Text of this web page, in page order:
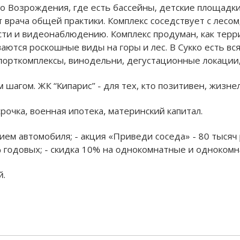
Возрождения, где есть бассейны, детские
общей практики. Комплекс соседствует с
и видеонаблюдению. Комплекс продуман, как
роскошные виды на горы и лес. В Сукко есть
винодельни, дегустационные
шагом. ЖК “Кипарис” - для тех, кто позитивен,
военная ипотека, материнский капитал.
автомобиля; - акция «Приведи соседа» - 80
- скидка 10% на однокомнатные и